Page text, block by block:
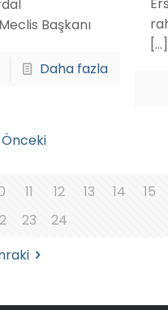
Başkanı
Daha fazla
[…]
Önceki
11 12 13 14 15
23
24